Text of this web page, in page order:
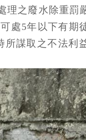
理之廢水除重罰
處5年以下有期
所謀取之不法利